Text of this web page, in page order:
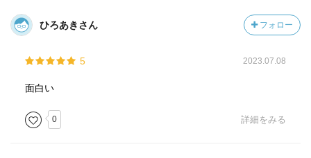
ひろあきさん フォロー
5 2023.07.08
面白い
0 詳細をみる